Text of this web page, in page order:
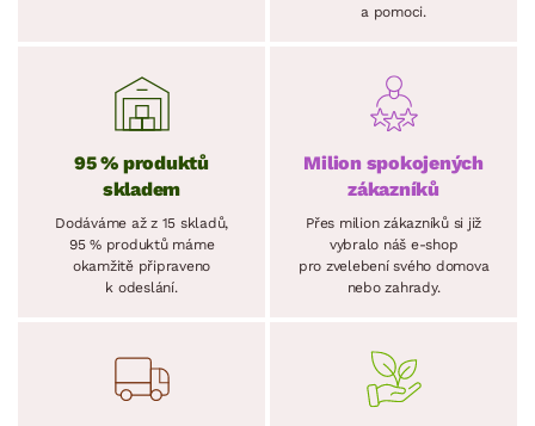
a pomoci.
95 % produktů
skladem
Dodáváme až z 15 skladů,
95 % produktů máme
okamžitě připraveno
k odeslání.
Milion spokojených
zákazníků
Přes milion zákazníků si již
vybralo náš e-shop
pro zvelebení svého domova
nebo zahrady.